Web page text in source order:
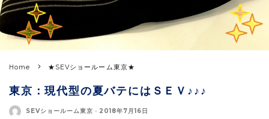
Home ★SEVショールーム東京★
東京：現代型の夏バテにはＳＥＶ♪♪♪
SEVショールーム東京 · 2018年7月16日